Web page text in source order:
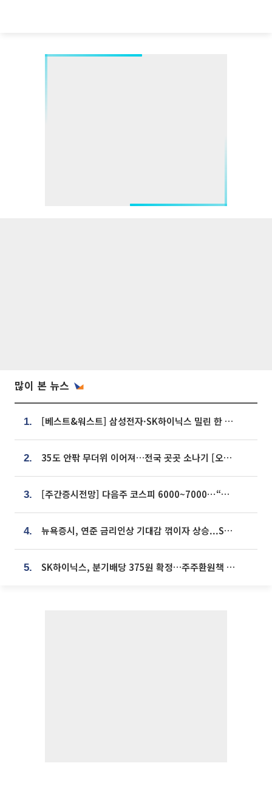
많이 본 뉴스
1. [베스트&워스트] 삼성전자·SK하이닉스 밀린 한 주…상상인증권은 85% 급등
2. 35도 안팎 무더위 이어져…전국 곳곳 소나기 [오늘 날씨]
3. [주간증시전망] 다음주 코스피 6000~7000⋯“外人 수급은 정책이 변수”
4. 뉴욕증시, 연준 금리인상 기대감 꺾이자 상승...S&P500 사상 최고치 [종합]
5. SK하이닉스, 분기배당 375원 확정…주주환원책 9월로 앞당겨 발표